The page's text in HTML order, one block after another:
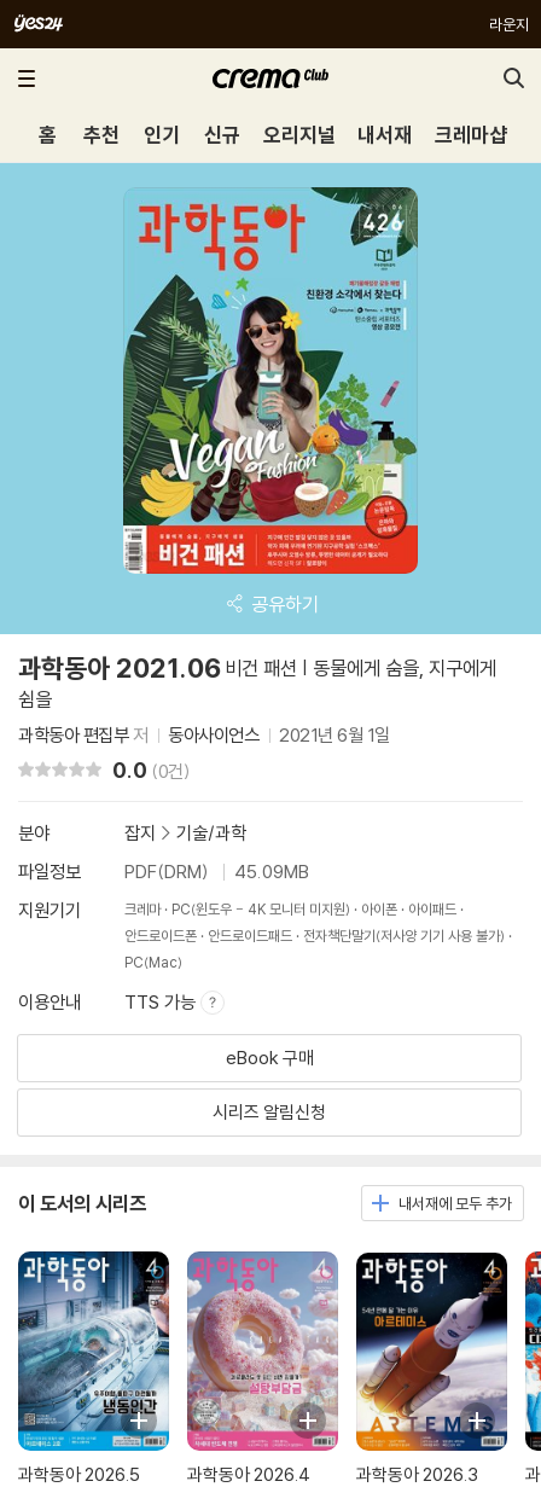
라운지
홈 추천 인기 신규 오리지널 내서재 크레마샵
공유하기
과학동아 2021.06 비건 패션 | 동물에게 숨을, 지구에게
쉼을
과학동아 편집부저 동아사이언스 2021년 6월 1일
0.0 (0건)
분야 잡지 > 기술/과학
파일정보
PDF(DRM)
45.09MB
지원기기
크레마 PC(윈도우 - 4K 모니터 미지원) 아이폰
아이패드
안드로이드폰
안드로이드패드
전자책단말기(저사양 기기 사용 불가)
PC(Mac)
이용안내 TTS 가능
eBook 구매
시리즈 알림신청
이 도서의 시리즈 내서재에 모두 추가
과학동아 2026.5 과학동아 2026.4 과학동아 2026.3